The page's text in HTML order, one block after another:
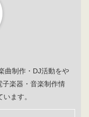
曲制作・DJ活動をや
子楽器・音楽制作情
ます。